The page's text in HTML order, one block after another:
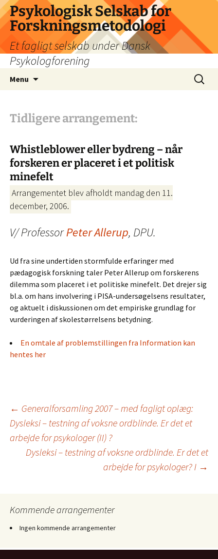
Psykologisk Selskab for
Forskningsmetodologi
Et fagligt selskab under Dansk
Psykologforening
Menu
Søg
efter:
Tidligere arrangement:
Whistleblower eller bydreng – når
forskeren er placeret i et politisk
minefelt
Arrangementet blev afholdt mandag den 11.
december, 2006.
V/ ProfessorPeter Allerup, DPU.
Ud fra sine undertiden stormfulde erfaringer med
pædagogisk forskning taler Peter Allerup om forskerens
dilemma som placeret i et politiske minefelt. Det drejer sig
bl.a. om hans involvering i PISA-undersøgelsens resultater,
og aktuelt i diskussionen om det empiriske grundlag for
vurderingen af skolestørrelsens betydning.
En omtale af problemstillingen fra Information kan
hentes her
Indlægsnavigation
← Generalforsamling 2007 – med fagligt oplæg:
Dysleksi – testning af voksne ordblinde. Er det et
arbejde for psykologer (II) ?
Dysleksi – testning af voksne ordblinde. Er det et
arbejde for psykologer? I →
Kommende arrangementer
Ingen kommende arrangementer